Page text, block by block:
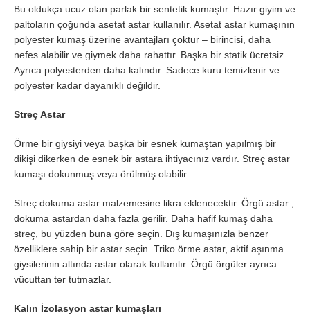
Bu oldukça ucuz olan parlak bir sentetik kumaştır. Hazır giyim ve
paltoların çoğunda asetat astar kullanılır. Asetat astar kumaşının
polyester kumaş üzerine avantajları çoktur – birincisi, daha
nefes alabilir ve giymek daha rahattır. Başka bir statik ücretsiz.
Ayrıca polyesterden daha kalındır. Sadece kuru temizlenir ve
polyester kadar dayanıklı değildir.
Streç Astar
Örme bir giysiyi veya başka bir esnek kumaştan yapılmış bir
dikişi dikerken de esnek bir astara ihtiyacınız vardır. Streç astar
kumaşı dokunmuş veya örülmüş olabilir.
Streç dokuma astar malzemesine likra eklenecektir. Örgü astar ,
dokuma astardan daha fazla gerilir. Daha hafif kumaş daha
streç, bu yüzden buna göre seçin. Dış kumaşınızla benzer
özelliklere sahip bir astar seçin. Triko örme astar, aktif aşınma
giysilerinin altında astar olarak kullanılır. Örgü örgüler ayrıca
vücuttan ter tutmazlar.
Kalın İzolasyon astar kumaşları